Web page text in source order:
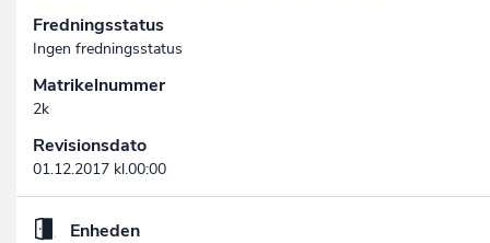
Fredningsstatus
Ingen fredningsstatus
Matrikelnummer
2k
Revisionsdato
01.12.2017 kl.00:00
Enheden